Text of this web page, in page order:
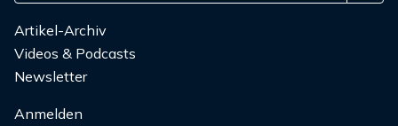
Artikel-Archiv
Videos & Podcasts
Newsletter
Anmelden